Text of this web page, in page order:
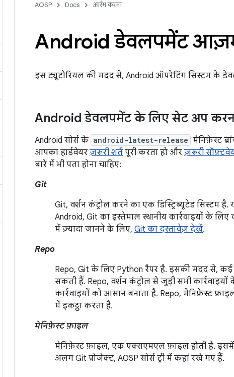
AOSP Docs आरंभ करना
Android डेवलपमेंट
इस ट्यूटोरियल की मदद से, Android ऑपरेटिंग सिस्टम के
Android डेवलपमेंट के लिए सेट अप
Android सोर्स के android-latest-release मेनिफ़ेस्ट
आपका हार्डवेयर ज़रूरी शर्तें पूरी करता हो और ज़रूरी
बारे में भी पता होना चाहिए:
Git
Git, वर्शन कंट्रोल करने का एक डिस्ट्रिब्यूटेड सिस्टम
Android, Git का इस्तेमाल स्थानीय कार्रवाइयों के
में ज़्यादा जानने के लिए, Git का दस्तावेज़ देखें.
Repo
Repo, Git के लिए Python रैपर है. इसकी मदद से, कई
सकती हैं. Repo, वर्शन कंट्रोल से जुड़ी सभी
कार्रवाइयों को आसान बनाता है. Repo, मेनिफ़ेस्ट
में इकट्ठा करता है.
मेनिफ़ेस्ट फ़ाइल
मेनिफ़ेस्ट फ़ाइल, एक एक्सएमएल फ़ाइल होती है. इसमें
अलग Git प्रोजेक्ट, AOSP सोर्स ट्री में कहां रखे गए हैं.